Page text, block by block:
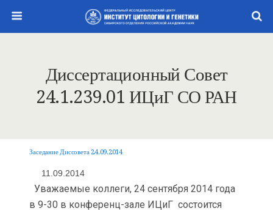
Диссертационный Совет
24.1.239.01 ИЦиГ СО РАН
Заседание Диссовета 24.09.2014
11.09.2014
Уважаемые коллеги, 24 сентября 2014 года
в 9-30 в конференц-зале ИЦиГ состоится